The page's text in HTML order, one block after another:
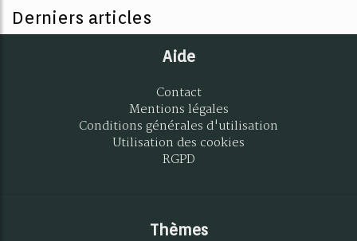
Derniers articles
Aide
Contact
Mentions légales
Conditions générales d'utilisation
Utilisation des cookies
RGPD
Thèmes